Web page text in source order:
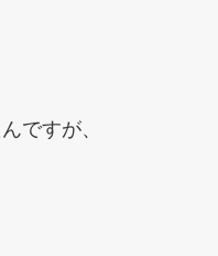
ですが、